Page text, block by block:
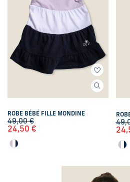
ROBE BÉBÉ FILLE MONDINE
49,00€
24,50 €